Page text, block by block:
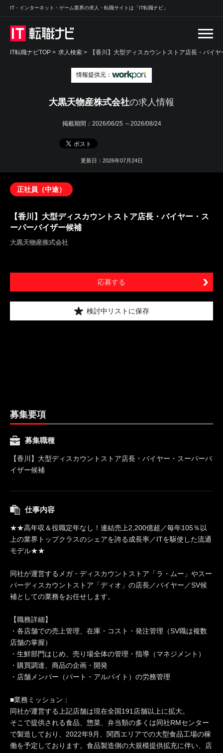
IT・インターネット・ゲーム業界の求人・転職サイトは「IT転職ナビ」
IT転職ナビTOP > 求人検索 > 【香川】大型ディスカウントストア店長・バイ
情報提供元：
大黒天物産株式会社の求人情報
掲載期間： 2026/06/25 ～2026/08/24
更新日：2026年07月24日
正社員（中途）
【香川】大型ディスカウントストア店長・バイヤー・ス
ーパーバイザー候補
大黒天物産株式会社
応募する
検討中リストに保存
募集要項
募集職種
【香川】大型ディスカウントストア店長・バイヤー・スーパーバ
イザー候補
仕事内容
★★高年収＆役職定年なし！連結売上2,200億超／毎年105％以
上の業界トップクラスのシェアを誇る成長率／ITを駆使した流通
モデル★★
同社が運営するメガ・ディスカウントストア「ラ・ムー」やスー
パーディスカウントストア「ディオ」の店長／バイヤー／SV候
補としての業務をお任せします。
【職務詳細】
・各店舗での売上管理、在庫・コスト・発注管理（SV職は複数
店舗の掌握）
・生鮮部門はじめ、売り場全体の管理・指導（マネジメント）
・購買調達、商品の企画・開発
・店舗メンバー（パート・アルバイト）の労務管理
■業務ミッション：
同社が運営する上記店舗は現在全国191店舗以上に拡大。
そこで提供される食品、惣菜、弁当類の多くは同社RMセンター
で製造しており、2022年9月、関西エリアでの大型食品工場の稼
働を予定しております。食品製造側の大規模提供拡充に伴い、店